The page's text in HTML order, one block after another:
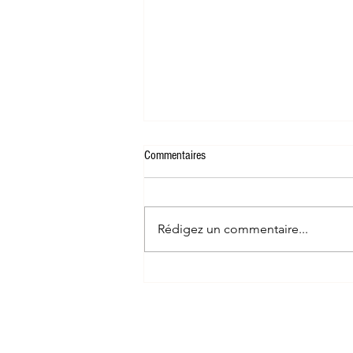
Bombe de bain | BOo
Commentaires
Rédigez un commentaire...